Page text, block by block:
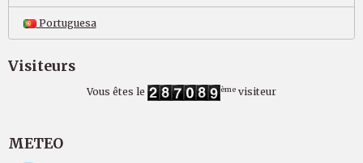
Portuguesa
Visiteurs
Vous êtes le ème visiteur
METEO